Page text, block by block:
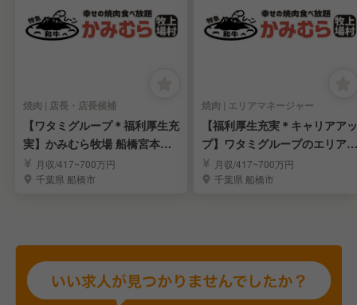
焼肉 | 店長・店長候補
【ワタミグループ＊福利厚生充
実】かみむら牧場 船橋宮本店
で店長候補を募集！
月収/417~700万円
千葉県 船橋市
焼肉 | エリアマネージャー
【福利厚生充実＊キャリアアッ
プ】ワタミグループのエリアM
GR候補を募集！
月収/417~700万円
千葉県 船橋市